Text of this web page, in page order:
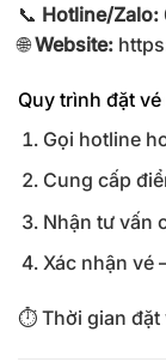
📞 Hotline/Zalo:
🌐Website:
Quy trình đặt
Gọi hotline
Cung cấp
Nhận tư vấn
Xác nhận vé
⏱️ Thời gian đặt